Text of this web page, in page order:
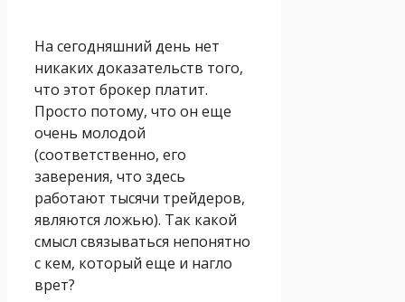
На сегодняшний день нет
никаких доказательств того,
что этот брокер платит.
Просто потому, что он еще
очень молодой
(соответственно, его
заверения, что здесь
работают тысячи трейдеров,
являются ложью). Так какой
смысл связываться непонятно
с кем, который еще и нагло
врет?